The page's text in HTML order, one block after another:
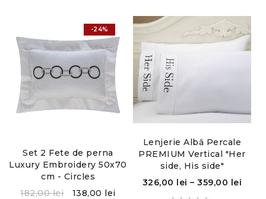
Se calca la temperatura maxima a talpii fierului de
calcat: 130°C
Nu se poate curăța chimic
-24%
Set 2 Fete de perna
Luxury Embroidery 50x70
cm - Circles
182,00lei 138,00 lei
Lenjerie Albă Percale
PREMIUM Vertical "Her
side, His side"
326,00 lei –359,00 lei